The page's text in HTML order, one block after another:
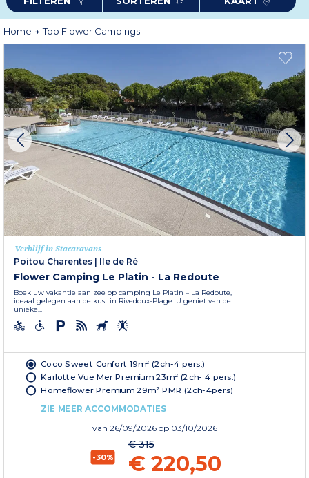
profiteert u van
kwalitatieve faciliteiten en services
: zwembad,
sportactiviteiten, recreatiezones en, afhankelijk van de camping,
kinderclubs, huisdiervriendelijke opties of coworkingruimtes. De warme
ontvangst en persoonlijke tips van het team zorgen voor een zorgeloos
verblijf, volledig gericht op uw welzijn.
verkwikkend avontuur. Klaar om te vertrekken?
Home Top Flower Campings
Verblijf in Stacaravans
Poitou Charentes
Ile de Ré
Flower Camping Le Platin - La Redoute
Boek uw vakantie aan zee op camping Le Platin – La Redoute,
ideaal gelegen aan de kust in Rivedoux-Plage. U geniet van de
unieke...
Coco Sweet Confort 19m² (2ch-4 pers.)
Karlotte Vue Mer Premium 23m² (2ch- 4 pers.)
Homeflower Premium 29m² PMR (2ch-4pers)
ZIE MEER ACCOMMODATIES
van 26/09/2026 op 03/10/2026
-30%
€ 315
€ 220,50